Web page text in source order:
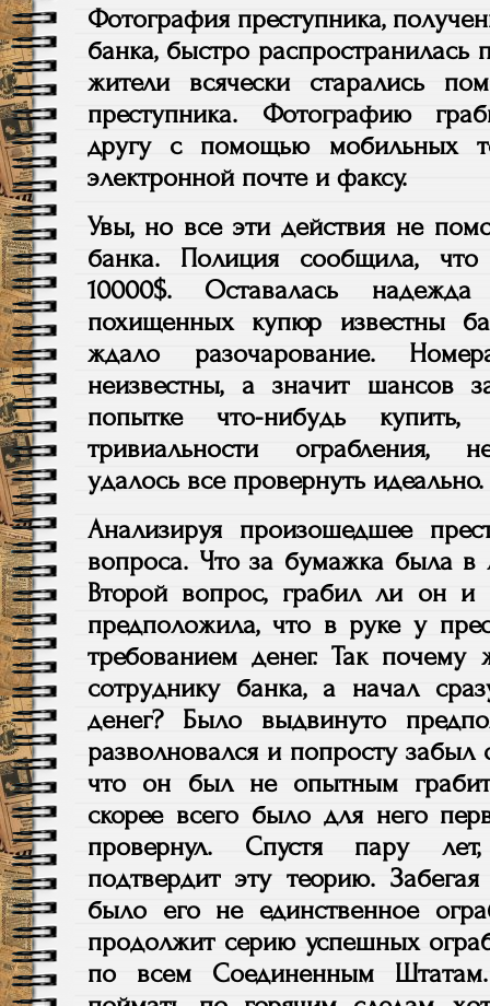
Фотография преступника,
банка, быстро распространилась
жители всячески старались
преступника. Фотографию
другу с помощью мобильных
электронной почте и факсу.
Увы, но все эти действия не
банка. Полиция сообщила,
10000$. Оставалась
похищенных купюр известны
ждало разочарование.
неизвестны, а значит шансов
попытке что-нибудь
тривиальности ограбления,
удалось все провернуть идеально.
Анализируя произошедшее
вопроса. Что за бумажка была в
Второй вопрос, грабил ли он и
предположила, что в руке у
требованием денег. Так
сотруднику банка, а начал
денег? Было выдвинуто
разволновался и попросту забыл
что он был не опытным
скорее всего было для него
провернул. Спустя пару
подтвердит эту теорию.
было его не единственное
продолжит серию успешных
по всем Соединенным